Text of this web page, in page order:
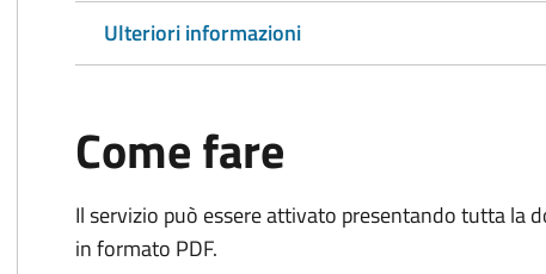
Ulteriori informazioni
Come fare
Il servizio può essere attivato presentando tutta la
in formato PDF.